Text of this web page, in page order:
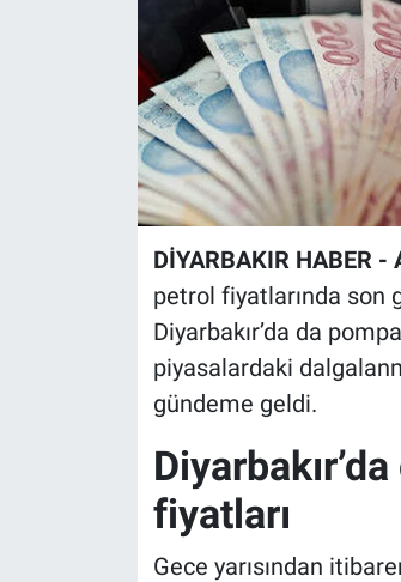
DİYARBAKIR HABER -
petrol fiyatlarında son
Diyarbakır’da da
piyasalardaki
gündeme geldi.
fiyatları
Gece yarısından